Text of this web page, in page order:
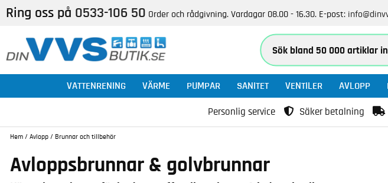
Ring oss på 0533-106 50 Order och rådgivning. Vardagar 08.00 - 16.30. E-post:
VATTENRENING VÄRME PUMPAR SANITET VENTILER AVLOPP
Personlig service Säker betalning
Hem / Avlopp / Brunnar och tillbehör
Avloppsbrunnar & golvbrunnar